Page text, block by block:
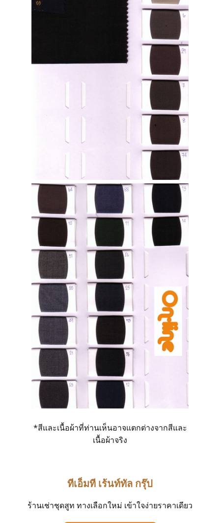
*สีและเนื้อผ้าที่ท่านเห็นอาจแตกต่างจากสีและ
เนื้อผ้าจริง
ทีเอ็มที เร้นท์ทัล กรุ๊ป
ร้านเช่าชุดสูท ทางเลือกใหม่ เข้าใจง่ายราคาเดียว